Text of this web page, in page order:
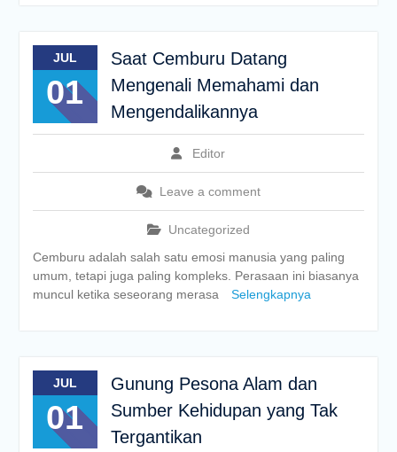
JUL
01
Saat Cemburu Datang
Mengenali Memahami dan
Mengendalikannya
Editor
Leave a comment
Uncategorized
Cemburu adalah salah satu emosi manusia yang paling
umum, tetapi juga paling kompleks. Perasaan ini biasanya
muncul ketika seseorang merasa
Selengkapnya
JUL
01
Gunung Pesona Alam dan
Sumber Kehidupan yang Tak
Tergantikan